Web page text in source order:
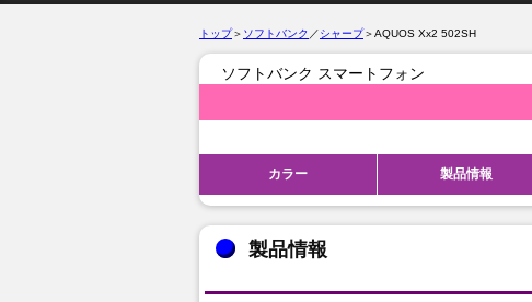
トップ＞ ソフトバンク ／シャープ＞AQUOS Xx2 502SH
ソフトバンク スマートフォン
カラー 製品情報
製品情報